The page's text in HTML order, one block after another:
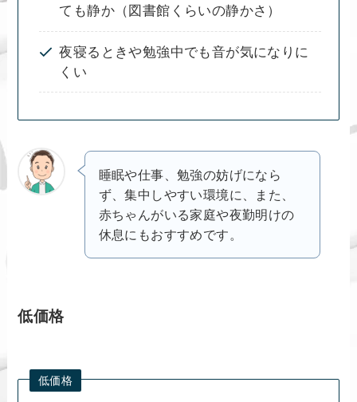
ても静か（図書館くらいの静かさ）
夜寝るときや勉強中でも音が気になりに
くい
睡眠や仕事、勉強の妨げになら
ず、集中しやすい環境に、また、
赤ちゃんがいる家庭や夜勤明けの
休息にもおすすめです。
低価格
低価格